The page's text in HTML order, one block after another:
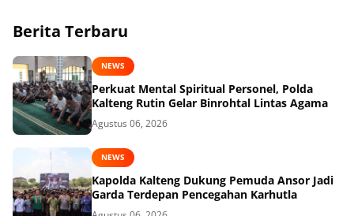
Berita Terbaru
NEWS
Perkuat Mental Spiritual Personel, Polda
Kalteng Rutin Gelar Binrohtal Lintas Agama
Agustus 06, 2026
NEWS
Kapolda Kalteng Dukung Pemuda Ansor Jadi
Garda Terdepan Pencegahan Karhutla